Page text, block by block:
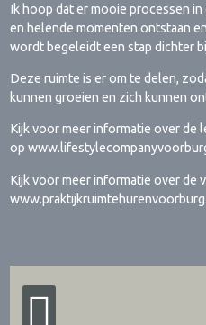
Ik hoop dat er mooie processen
en helende momenten ontstaan
wordt begeleidt een stap dichter
Deze ruimte is er om te delen,
kunnen groeien en zich kunnen
Kijk voor meer informatie over de
op
Kijk voor meer informatie over de